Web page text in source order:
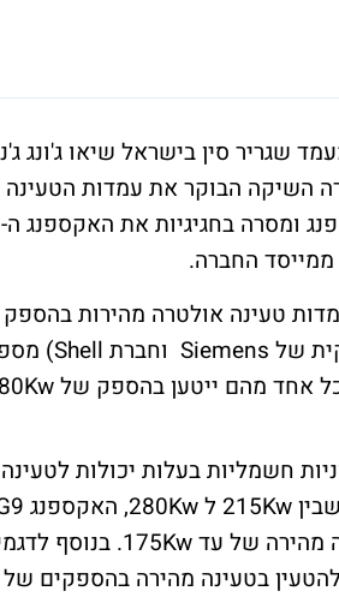
שגריר סין בישראל שיאו ג'ונג
השיקה הבוקר את עמדות
החברה.
טעינה אולטרה מהירות
של Siemens וחברת Shell
)
אחד מהם ייטען בהספק של
חשמליות בעלות יכולות
215Kw ל280Kw, האקספנג
מהירה של עד175Kw. בנוסף
להטעין בטעינה מהירה בהספקים